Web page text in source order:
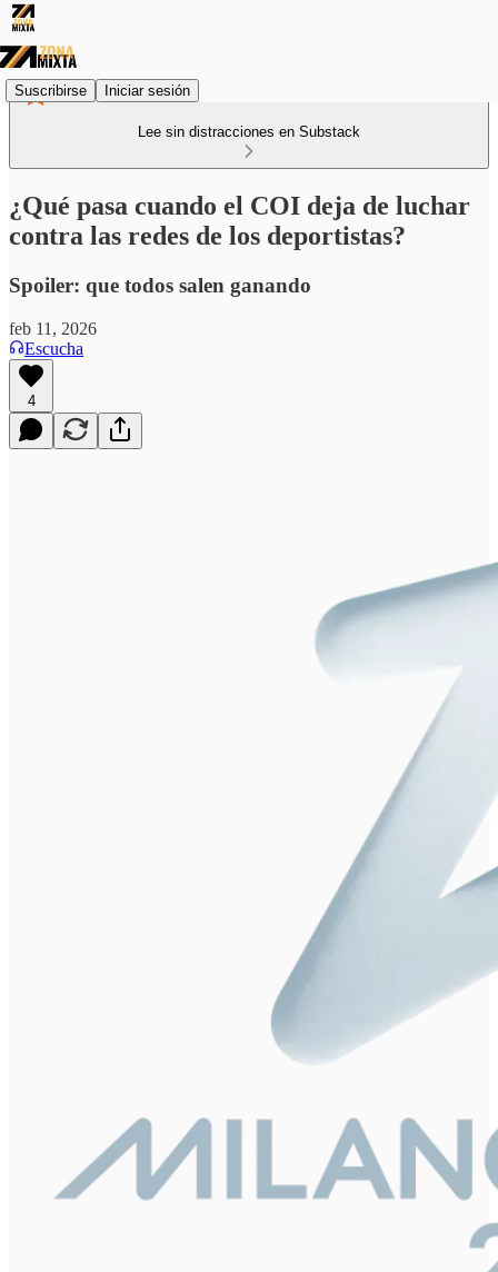
Suscribirse Iniciar sesión
Lee sin distracciones en Substack
¿Qué pasa cuando el COI deja de luchar
contra las redes de los deportistas?
Spoiler: que todos salen ganando
feb 11, 2026
Escucha
4